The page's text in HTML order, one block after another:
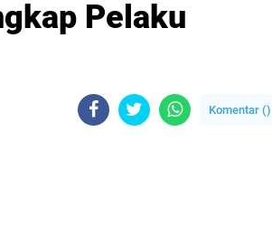
Pelaku
Komentar ()